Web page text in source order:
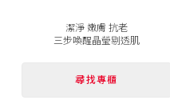
潔淨 嫩膚 抗老
三步喚醒晶瑩剔透肌
尋找專櫃